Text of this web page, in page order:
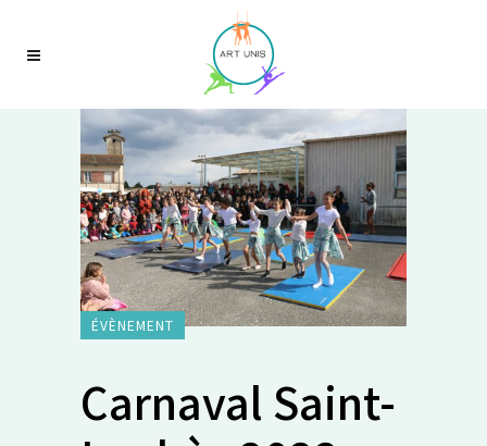
ÉVÈNEMENT
Carnaval Saint-